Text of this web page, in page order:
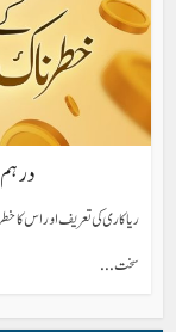
درہم
ریا کاری کی تعریف اور اس کا
سخت...